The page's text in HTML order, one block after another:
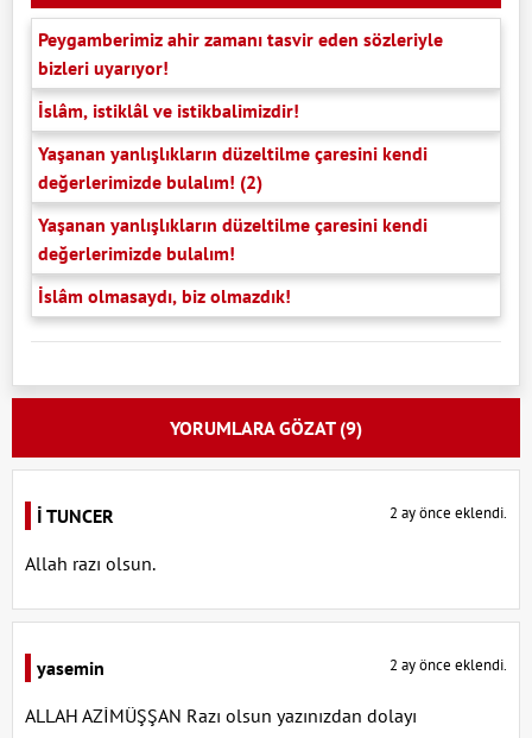
Peygamberimiz ahir zamanı tasvir eden sözleriyle
bizleri uyarıyor!
İslâm, istiklâl ve istikbalimizdir!
Yaşanan yanlışlıkların düzeltilme çaresini kendi
değerlerimizde bulalım! (2)
Yaşanan yanlışlıkların düzeltilme çaresini kendi
değerlerimizde bulalım!
İslâm olmasaydı, biz olmazdık!
YORUMLARA GÖZAT (9)
İ TUNCER 2 ay önce eklendi.
Allah razı olsun.
yasemin 2 ay önce eklendi.
ALLAH AZİMÜŞŞAN Razı olsun yazınızdan dolayı